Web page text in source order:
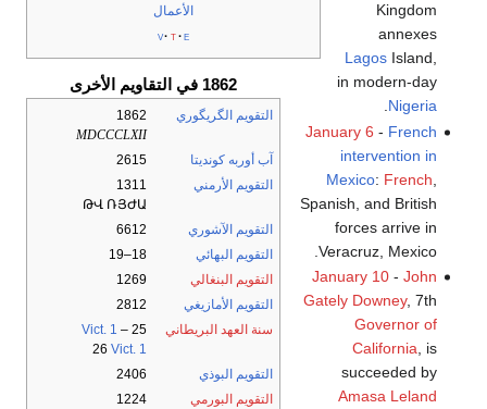
الأعمال
v t e
1862 في التقاويم الأخرى
التقويم الگريگوري
1862
MDCCCLXII
آب أوربه كونديتا
2615
التقويم الأرمني
1311
ԹՎ ՌՅԺԱ
التقويم الآشوري
6612
التقويم البهائي
18–19
التقويم البنغالي
1269
التقويم الأمازيغي
2812
سنة العهد البريطاني
25
Vict. 1 –
26 Vict. 1
التقويم البوذي
2406
التقويم البورمي
1224
Kingdom
annexes
LagosIsland,
in modern-day
Nigeria
January 6 - French
intervention in
Mexico: French
Spanish, and British
forces arrive in
Veracruz, Mexico.
January 10- John
Gately Downey, 7th
Governor of
California , is
succeeded by
Amasa Leland